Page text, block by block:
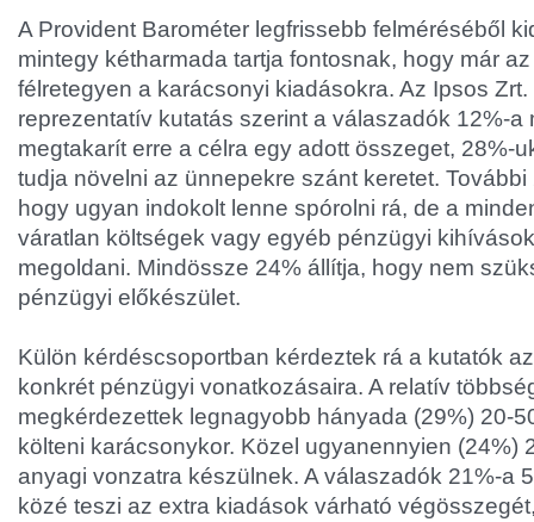
A Provident Barométer legfrissebb felméréséből
mintegy kétharmada tartja fontosnak, hogy már
félretegyen a karácsonyi kiadásokra. Az Ipsos
reprezentatív kutatás szerint a válaszadók 12%-a
megtakarít erre a célra egy adott összeget, 28%-
tudja növelni az ünnepekre szánt keretet.
hogy ugyan indokolt lenne spórolni rá, de a
váratlan költségek vagy egyéb pénzügyi
megoldani. Mindössze 24% állítja, hogy nem
pénzügyi előkészület.
Külön kérdéscsoportban kérdeztek rá a kutatók
konkrét pénzügyi vonatkozásaira. A relatív
megkérdezettek legnagyobb hányada (29%) 20-
költeni karácsonykor. Közel ugyanennyien (24%)
anyagi vonzatra készülnek. A válaszadók 21%-a
közé teszi az extra kiadások várható